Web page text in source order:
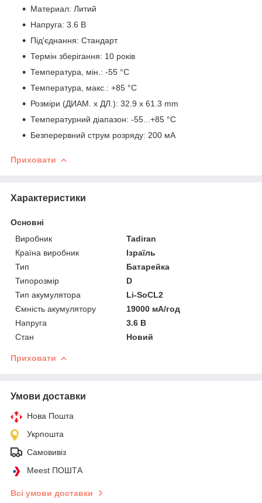
Материал: Литий
Напруга: 3.6 В
Під'єднання: Стандарт
Термін зберігання: 10 років
Температура, мін.: -55 °C
Температура, макс.: +85 °C
Розміри (ДИАМ. x ДЛ.): 32.9 x 61.3 mm
Температурний діапазон: -55...+85 °C
Безперервний струм розряду: 200 мА
Приховати
Характеристики
Основні
Виробник
Tadiran
Країна виробник
Ізраїль
Тип
Батарейка
Типорозмір
D
Тип акумулятора
Li-SoCL2
Ємність акумулятору
19000 мА/год
Напруга
3.6 В
Стан
Новий
Приховати
Умови доставки
Нова Пошта
Укрпошта
Самовивіз
Meest ПОШТА
Всі умови доставки